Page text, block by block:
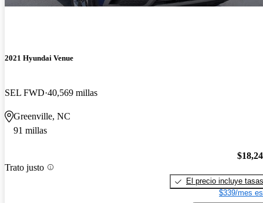
2021 Hyundai Venue
SEL FWD 40,569 millas
Greenville, NC
91 millas
Trato justo
El precio incluye tasas
$339/mes